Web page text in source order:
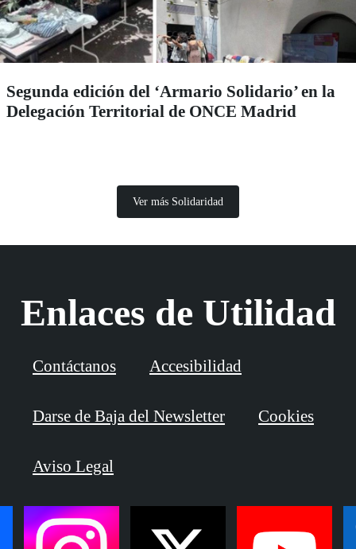
Segunda edición del ‘Armario Solidario’ en la
Delegación Territorial de ONCE Madrid
Ver más Solidaridad
Enlaces de Utilidad
Contáctanos Accesibilidad
Darse de Baja del Newsletter Cookies
Aviso Legal